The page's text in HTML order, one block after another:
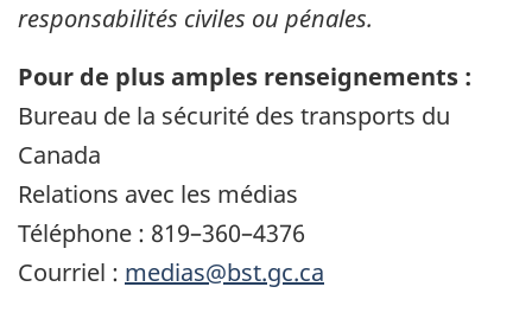
responsabilités civiles ou pénales.
Pour de plus amples renseignements :
Bureau de la sécurité des transports du
Canada
Relations avec les médias
Téléphone : 819–360–4376
Courriel : medias@bst.gc.ca